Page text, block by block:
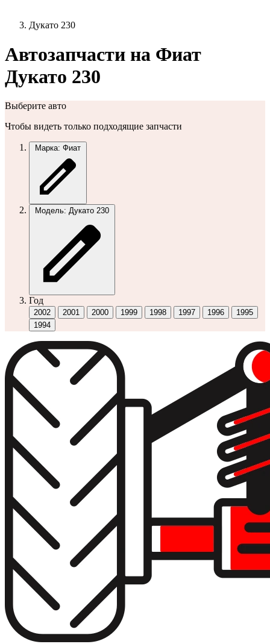
Дукато 230
Автозапчасти на Фиат
Дукато 230
Выберите авто
Чтобы видеть только подходящие запчасти
Марка: Фиат
Модель: Дукато 230
Год
2002 2001 2000 1999 1998 1997 1996
1995
1994